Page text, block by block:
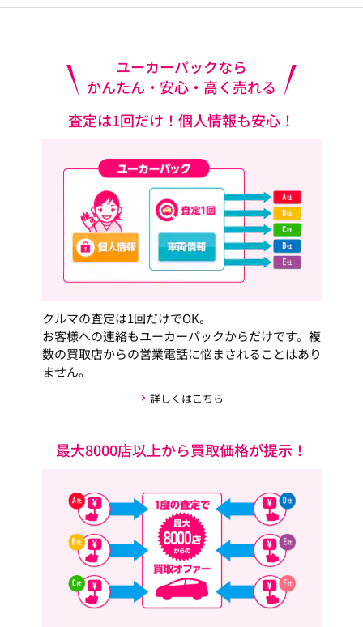
ユーカーパックなら
かんたん・安心・高く売れる
査定は1回だけ！個人情報も安心！
クルマの査定は1回だけでOK。
お客様への連絡もユーカーパックからだけです。複
数の買取店からの営業電話に悩まされることはあり
ません。
詳しくはこちら
最大8000店以上から買取価格が提示！